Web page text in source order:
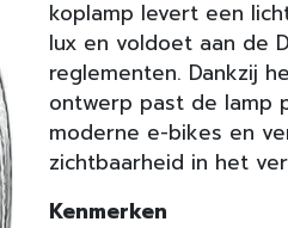
koplamp levert een
lux en voldoet aan de
reglementen. Dankzij
ontwerp past de lamp
moderne e-bikes en
zichtbaarheid in het
Kenmerken